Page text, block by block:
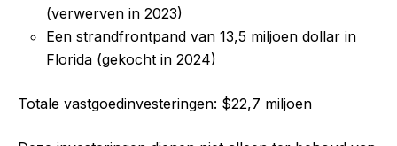
(verwerven in 2023)
Een strandfrontpand van 13,5 miljoen dollar in
Florida (gekocht in 2024)
Totale vastgoedinvesteringen: $22,7 miljoen